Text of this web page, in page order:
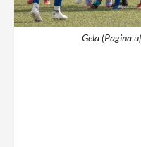
Gela (Pagina